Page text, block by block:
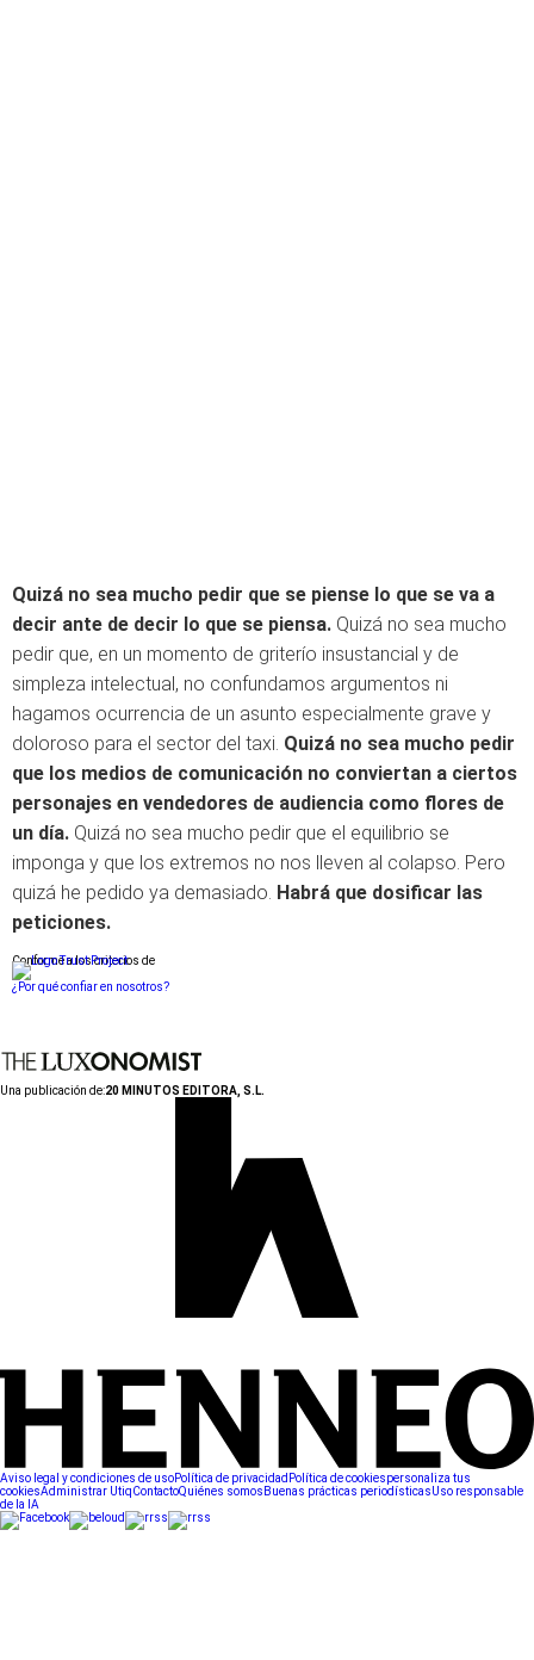
Quizá no sea mucho pedir que se piense lo que se va a
decir ante de decir lo que se piensa. Quizá no sea mucho
pedir que, en un momento de griterío insustancial y de
simpleza intelectual, no confundamos argumentos ni
hagamos ocurrencia de un asunto especialmente grave y
doloroso para el sector del taxi. Quizá no sea mucho pedir
que los medios de comunicación no conviertan a ciertos
personajes en vendedores de audiencia como flores de
un día. Quizá no sea mucho pedir que el equilibrio se
imponga y que los extremos no nos lleven al colapso. Pero
quizá he pedido ya demasiado. Habrá que dosificar las
peticiones.
Conforme a los criterios de
¿Por qué confiar en nosotros?
Una publicación de:20 MINUTOS EDITORA, S.L.
Aviso legal y condiciones de usoPolítica de privacidad Política de cookiespersonaliza tus
cookiesAdministrar UtiqContactoQuiénes somos Buenas prácticas periodísticasUso responsable
de la IA